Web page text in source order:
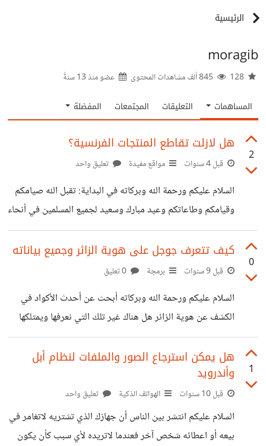
الرئيسية
moragib
عضو منذ13 سنةً
المساهمات التعليقات المجتمعات المفضلة
2
هل لازلت تقاطع المنتجات الفرنسية؟
قبل 4 سنوات مواقع مفيدة تعليق واحد
السلام عليكم ورحمة الله وبركاته في البداية: تقبل الله صيامكم
وقيامكم وطاعاتكم وعيد مبارك وسعيد لجميع المسلمين في أنحاء
العالم. الكثير من المسلمون حول العالم لايعلمون شيئاً عن
المقاطعة للمنتجات الفرنسية وقد لايعلمون أصلاً عن الإساءات
المتكررة من الحكومة والمؤسسات الفرنسية التي ترعى العنصرية
الأوروبية عنصرية وهي من المتسببين في الحربين العالميتين
التي أهلكت الكثير من البشر. في الآونة الأخيرة وتحديداً
الإنتخابات الفرنسية أعيد انتخاب إيمانويل ماكرون رئيسا لفرنسا
لولاية
0
كيف تتعرف جوجل على هوية الزائر وجميع بياناته
قبل 9 سنوات برمجة
السلام عليكم ورحمة الله وبركاته أبحث عن أحدث الأكواد في
الكشف عن هوية الزائر هل هناك غير تلك التي نعرفها ويمتلكها
جوجل وهل يمكن أن تتوصل جوجل لطريقة لكشف هوية الزائر
ولايمتلكها غيرها ؟ مثلآ من السهل الكشف عن ip نوع المتصفح
لكن اريد كود الكشف عن imei للزائر ؟ وان كان هناك اكواد
جديدة ارجو مساعدتي بذلك حتى ولو بمصدر او موقع يعرض
الجديد عن هذه الامور
1
هل يمكن استرجاع الصور والملفات لنظام أبل
وأندرويد
قبل 10 سنوات الهواتف الذكية تعليق واحد
السلام عليكم انتشر بين الناس أن جهازك الذي تشتريه لاتغامر في
بيعه أو اعطائه شخص آخر فعندما لاتريده لأي سبب كأن يكون